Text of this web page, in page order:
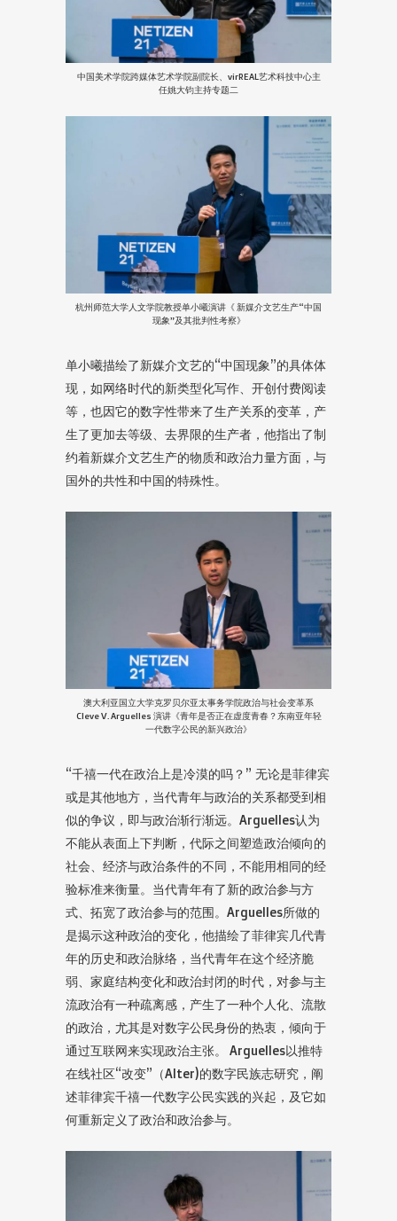
中国美术学院跨媒体艺术学院副院长、virREAL艺术科技中心主
任姚大钧主持专题二
杭州师范大学人文学院教授单小曦演讲《 新媒介文艺生产“中国
现象”及其批判性考察》
单小曦描绘了新媒介文艺的“中国现象”的具体体
现，如网络时代的新类型化写作、开创付费阅读
等，也因它的数字性带来了生产关系的变革，产
生了更加去等级、去界限的生产者，他指出了制
约着新媒介文艺生产的物质和政治力量方面，与
国外的共性和中国的特殊性。
澳大利亚国立大学克罗贝尔亚太事务学院政治与社会变革系
Cleve V. Arguelles 演讲《青年是否正在虚度青春？东南亚年轻
一代数字公民的新兴政治》
“千禧一代在政治上是冷漠的吗？” 无论是菲律宾
或是其他地方，当代青年与政治的关系都受到相
似的争议，即与政治渐行渐远。Arguelles认为
不能从表面上下判断，代际之间塑造政治倾向的
社会、经济与政治条件的不同，不能用相同的经
验标准来衡量。当代青年有了新的政治参与方
式、拓宽了政治参与的范围。Arguelles所做的
是揭示这种政治的变化，他描绘了菲律宾几代青
年的历史和政治脉络，当代青年在这个经济脆
弱、家庭结构变化和政治封闭的时代，对参与主
流政治有一种疏离感，产生了一种个人化、流散
的政治，尤其是对数字公民身份的热衷，倾向于
通过互联网来实现政治主张。 Arguelles以推特
在线社区“改变”（Alter)的数字民族志研究，阐
述菲律宾千禧一代数字公民实践的兴起，及它如
何重新定义了政治和政治参与。